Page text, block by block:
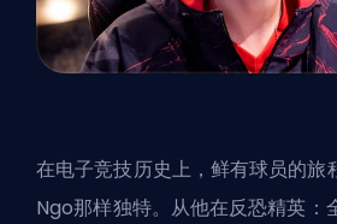
在电子竞技历史上，鲜有球员的旅
Ngo那样独特。从他在反恐精英：